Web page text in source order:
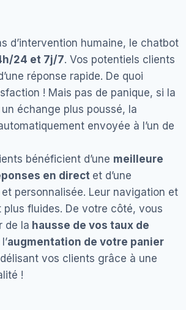
d’intervention humaine, le chatbot
24 et 7j/7. Vos potentiels clients
réponse rapide. De quoi
! Mais pas de panique, si la
échange plus poussé, la
envoyée à l’un de
bénéficient d’une meilleure
en direct et d’une
personnalisée. Leur navigation et
plus fluides. De votre côté, vous
de la hausse de vos taux de
augmentation de votre panier
vos clients grâce à une
!